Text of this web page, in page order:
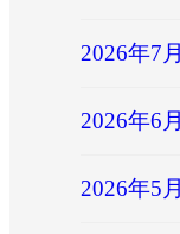
2026年7月
2026年6月
2026年5月